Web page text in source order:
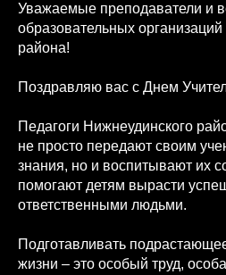
Уважаемые преподаватели и
образовательных
района!
Поздравляю вас с Днем
Педагоги Нижнеудинского
не просто передают своим
знания, но и воспитывают их
помогают детям вырасти
ответственными людьми.
Подготавливать
жизни – это особый труд,